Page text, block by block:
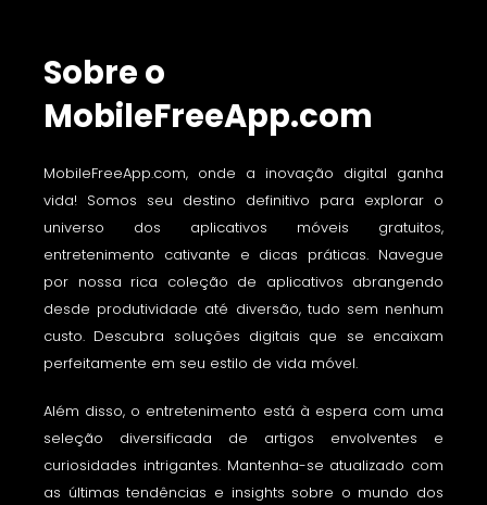
Sobre o
MobileFreeApp.com
MobileFreeApp.com, onde a inovação digital ganha
vida! Somos seu destino definitivo para explorar o
universo dos aplicativos móveis gratuitos,
entretenimento cativante e dicas práticas. Navegue
por nossa rica coleção de aplicativos abrangendo
desde produtividade até diversão, tudo sem nenhum
custo. Descubra soluções digitais que se encaixam
perfeitamente em seu estilo de vida móvel.
Além disso, o entretenimento está à espera com uma
seleção diversificada de artigos envolventes e
curiosidades intrigantes. Mantenha-se atualizado com
as últimas tendências e insights sobre o mundo dos